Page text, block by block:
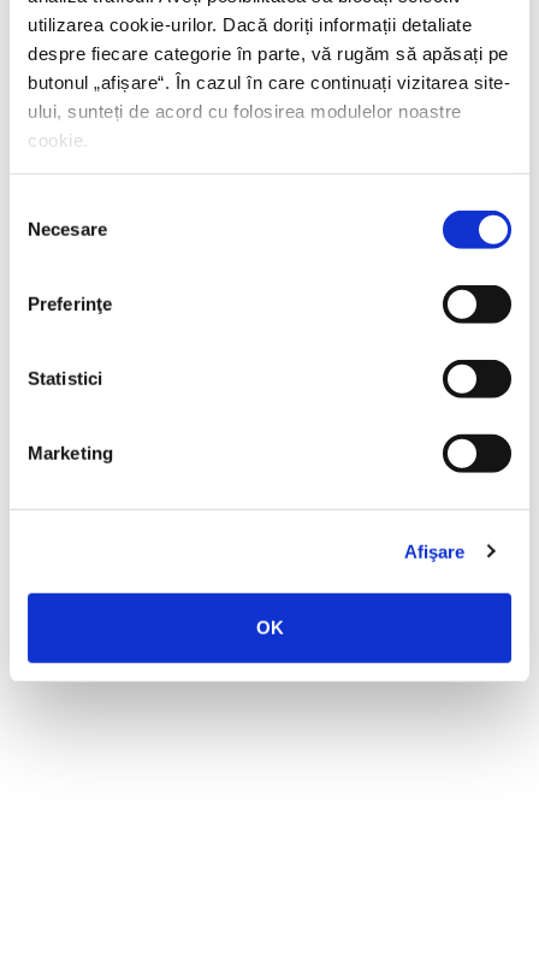
utilizarea cookie-urilor. Dacă doriți informații detaliate
despre fiecare categorie în parte, vă rugăm să apăsați pe
butonul „ afișare“. În cazul în care continuați vizitarea site-
ului, sunteți de acord cu folosirea modulelor noastre
cookie.
consimțământului
Necesare
Preferinţe
Statistici
Marketing
Afişare
OK
Eric-Emmanuel Schmitt,
Cea mai frumoasă carte